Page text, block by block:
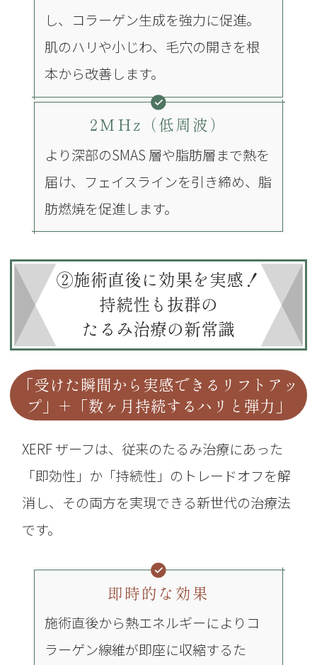
し、コラーゲン生成を強力に促進。
肌のハリや小じわ、毛穴の開きを根
本から改善します。
2MHz（低周波）
より深部のSMAS 層や脂肪層まで熱を
届け、フェイスラインを引き締め、脂
肪燃焼を促進します。
②施術直後に効果を実感！
持続性も抜群の
たるみ治療の新常識
「受けた瞬間から実感できるリフトアッ
プ」＋「数ヶ月持続するハリと弾力」
XERF ザーフは、従来のたるみ治療にあった
「即効性」か「持続性」のトレードオフを解
消し、 その両方を実現できる新世代の治療法
です。
即時的な効果
施術直後から熱エネルギーによりコ
ラーゲン線維が即座に収縮するた